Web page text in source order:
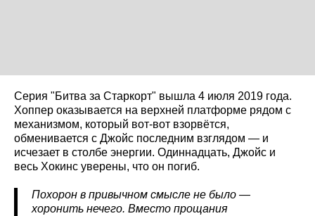
Серия "Битва за Старкорт" вышла 4 июля 2019 года.
Хоппер оказывается на верхней платформе рядом с
механизмом, который вот-вот взорвётся,
обменивается с Джойс последним взглядом — и
исчезает в столбе энергии. Одиннадцать, Джойс и
весь Хокинс уверены, что он погиб.
Похорон в привычном смысле не было —
хоронить нечего. Вместо прощания